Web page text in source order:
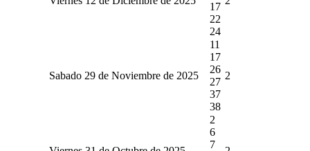
17
22
24
Sabado 29 de Noviembre de 2025
11
17
26
27
37
38
2
2
6
7